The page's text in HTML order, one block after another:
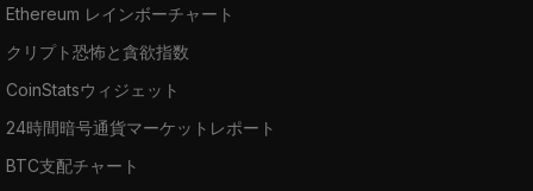
Ethereum レインボーチャート
クリプト恐怖と貪欲指数
CoinStatsウィジェット
24時間暗号通貨マーケットレポート
BTC支配チャート